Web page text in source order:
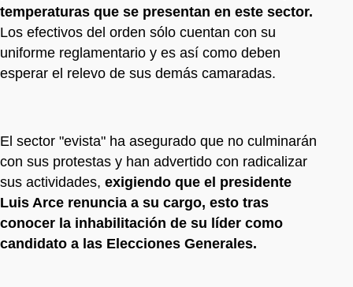
temperaturas que se presentan en este sector.
Los efectivos del orden sólo cuentan con su
uniforme reglamentario y es así como deben
esperar el relevo de sus demás camaradas.
El sector "evista" ha asegurado que no culminarán
con sus protestas y han advertido con radicalizar
sus actividades, exigiendo que el presidente
Luis Arce renuncia a su cargo, esto tras
conocer la inhabilitación de su líder como
candidato a las Elecciones Generales.